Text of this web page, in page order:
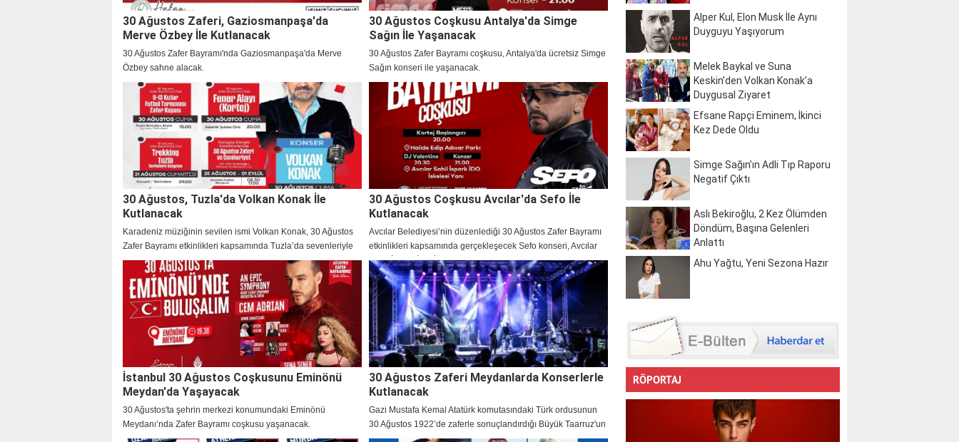
30 Ağustos Zaferi, Gaziosmanpaşa'da
Merve Özbey İle Kutlanacak
30 Ağustos Zafer Bayramı'nda Gaziosmanpaşa'da Merve
Özbey sahne alacak.
30 Ağustos Coşkusu Antalya'da Simge
Sağın İle Yaşanacak
30 Ağustos Zafer Bayramı coşkusu, Antalya'da ücretsiz Simge
Sağın konseri ile yaşanacak.
30 Ağustos, Tuzla'da Volkan Konak İle
Kutlanacak
Karadeniz müziğinin sevilen ismi Volkan Konak, 30 Ağustos
Zafer Bayramı etkinlikleri kapsamında Tuzla’da sevenleriyle
buluşuyor.
30 Ağustos Coşkusu Avcılar'da Sefo İle
Kutlanacak
Avcılar Belediyesi’nin düzenlediği 30 Ağustos Zafer Bayramı
etkinlikleri kapsamında gerçekleşecek Sefo konseri, Avcılar
Sahil İspark İDO İskele Yanı'nda kutlanacak.
İstanbul 30 Ağustos Coşkusunu Eminönü
Meydan'da Yaşayacak
30 Ağustos'ta şehrin merkezi konumundaki Eminönü
Meydanı’nda Zafer Bayramı coşkusu yaşanacak.
30 Ağustos Zaferi Meydanlarda Konserlerle
Kutlanacak
Gazi Mustafa Kemal Atatürk komutasındaki Türk ordusunun
30 Ağustos 1922’de zaferle sonuçlandırdığı Büyük Taarruz'un
102. yılı, tüm yurtta coşkuyla kutlanmaya hazırlanıyor. 30
Alper Kul, Elon Musk İle Aynı
Duyguyu Yaşıyorum
Melek Baykal ve Suna
Keskin’den Volkan Konak’a
Duygusal Ziyaret
Efsane Rapçi Eminem, İkinci
Kez Dede Oldu
Simge Sağın’ın Adli Tıp Raporu
Negatif Çıktı
Aslı Bekiroğlu, 2 Kez Ölümden
Döndüm, Başına Gelenleri
Anlattı
Ahu Yağtu, Yeni Sezona Hazır
RÖPORTAJ